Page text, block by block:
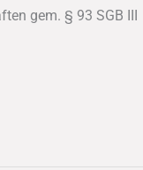
gem. § 93 SGB III